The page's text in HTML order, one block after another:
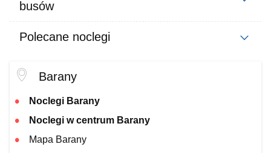
busów
Polecane noclegi
Barany
Noclegi Barany
Noclegi w centrum Barany
Mapa Barany